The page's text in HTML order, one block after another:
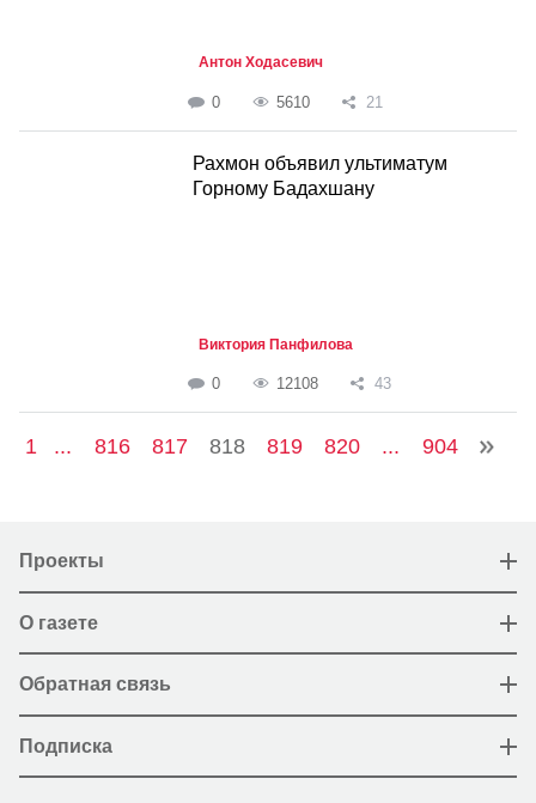
Антон Ходасевич
0 5610 21
Рахмон объявил ультиматум
Горному Бадахшану
Виктория Панфилова
0 12108 43
1 ... 816 817 818 819 820 ... 904
Проекты
О газете
Обратная связь
Подписка